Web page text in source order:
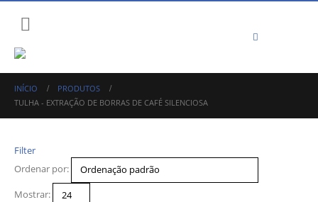
INÍCIO
PRODUTOS
TULHA - EXTRAÇÃO DE BORRAS DE CAFÉ SILENCIOSA
Filter
Ordenar por:
Mostrar: